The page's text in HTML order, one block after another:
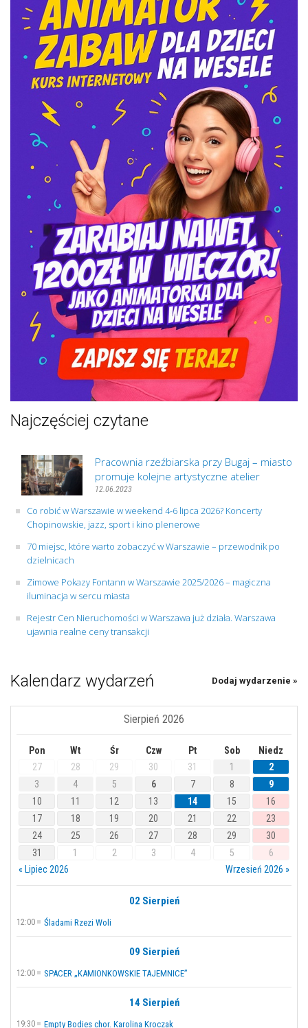
Najczęściej czytane
Pracownia rzeźbiarska przy Bugaj – miasto
promuje kolejne artystyczne atelier
12.06.2023
Co robić w Warszawie w weekend 4-6 lipca 2026? Koncerty
Chopinowskie, jazz, sport i kino plenerowe
70 miejsc, które warto zobaczyć w Warszawie – przewodnik po
dzielnicach
Zimowe Pokazy Fontann w Warszawie 2025/2026 – magiczna
iluminacja w sercu miasta
Rejestr Cen Nieruchomości w Warszawa już działa. Warszawa
ujawnia realne ceny transakcji
Kalendarz wydarzeń Dodaj wydarzenie »
Sierpień 2026
Pon Wt Śr Czw Pt Sob
Niedz
27
28 29 30 31 1
2
3
4 5 6 7 8
9
10
11 12 13 14 15
16
17
18 19 20 21 22
23
24
25 26 27 28 29
30
31
1 2 3 4 5
6
« Lipiec 2026
Wrzesień 2026 »
02 Sierpień
12:00 Śladami Rzezi Woli
09 Sierpień
12:00 SPACER „KAMIONKOWSKIE TAJEMNICE”
14 Sierpień
19:30 Empty Bodies chor. Karolina Kroczak